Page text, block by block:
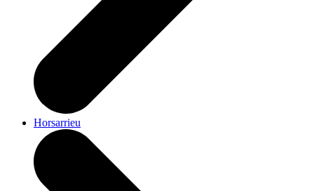
Horsarrieu